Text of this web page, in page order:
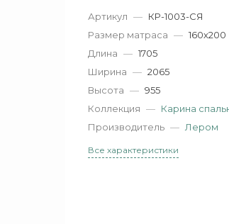
Артикул — КР-1003-СЯ
Размер матраса — 160х200
Длина — 1705
Ширина — 2065
Высота — 955
Коллекция — Карина
Производитель — Лером
Все характеристики